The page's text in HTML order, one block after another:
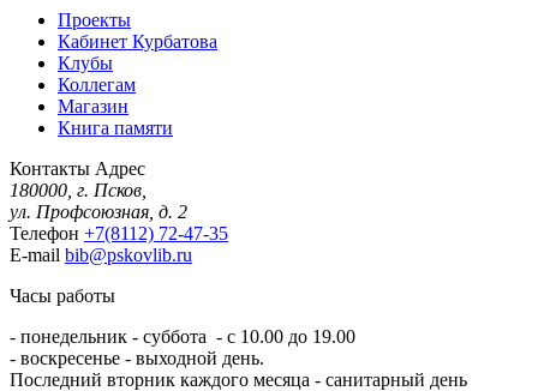
Проекты
Кабинет Курбатова
Клубы
Коллегам
Магазин
Книга памяти
Контакты Адрес
180000, г. Псков,
ул. Профсоюзная, д. 2
Телефон +7(8112) 72-47-35
E-mail bib@pskovlib.ru
Часы работы
- понедельник - суббота - с 10.00 до 19.00
- воскресенье - выходной день.
Последний вторник каждого месяца - санитарный день